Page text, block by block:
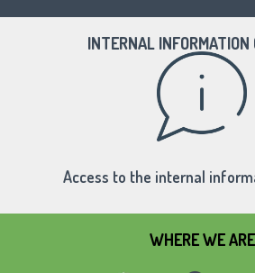
INTERNAL INFORMATION
Access to the internal
WHERE WE ARE